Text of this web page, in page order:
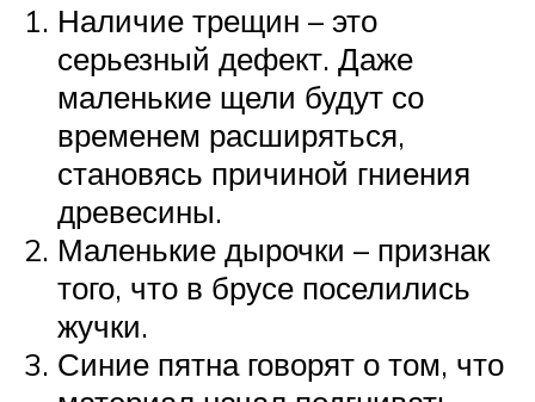
Наличие трещин – это
серьезный дефект. Даже
маленькие щели будут со
временем расширяться,
становясь причиной гниения
древесины.
Маленькие дырочки – признак
того, что в брусе поселились
жучки.
Синие пятна говорят о том, что